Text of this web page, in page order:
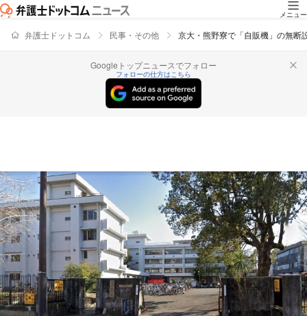
メニュー
弁護士ドットコム 民事・その他 京大・熊野寮で「自販機」の無
Googleトップニュースでフォロー
フォローの仕方はこちら